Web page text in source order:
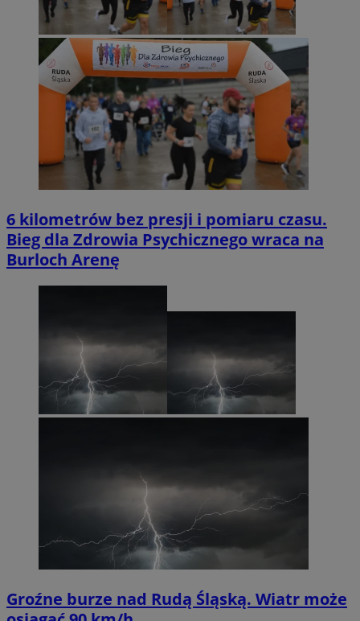
6 kilometrów bez presji i pomiaru czasu.
Bieg dla Zdrowia Psychicznego wraca na
Burloch Arenę
Groźne burze nad Rudą Śląską. Wiatr może